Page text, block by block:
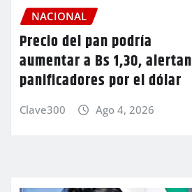
NACIONAL
Precio del pan podría
aumentar a Bs 1,30, alertan
panificadores por el dólar
Clave300 Ago 4, 2026